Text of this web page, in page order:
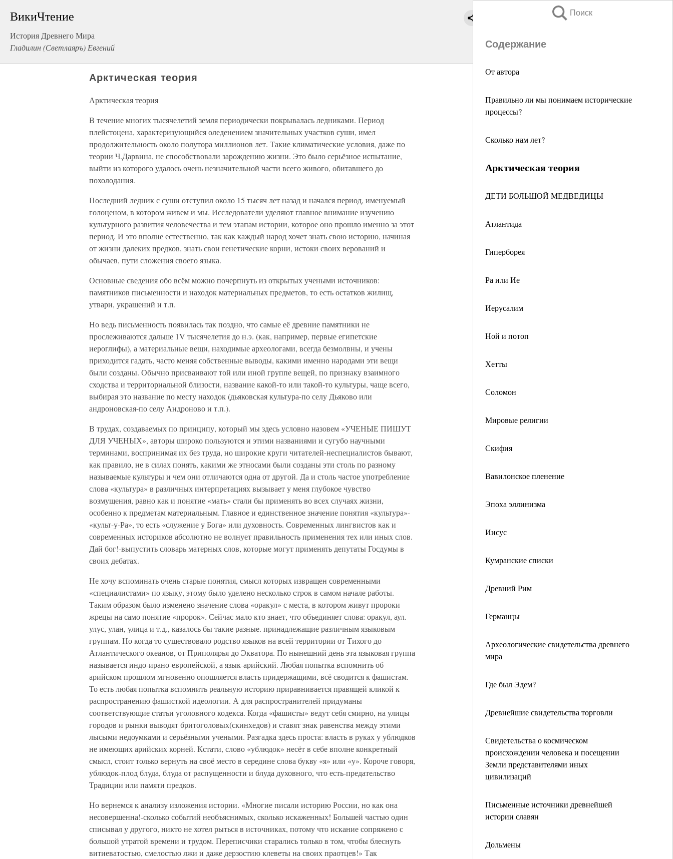
ВикиЧтение
История Древнего Мира
Гладилин (Светлаяръ) Евгений
Поиск
Содержание
От автора
Правильно ли мы понимаем исторические
процессы?
Сколько нам лет?
Арктическая теория
ДЕТИ БОЛЬШОЙ МЕДВЕДИЦЫ
Атлантида
Гиперборея
Ра или Ие
Иерусалим
Ной и потоп
Хетты
Соломон
Мировые религии
Скифия
Вавилонское пленение
Эпоха эллинизма
Иисус
Кумранские списки
Древний Рим
Германцы
Археологические свидетельства древнего
мира
Где был Эдем?
Древнейшие свидетельства торговли
Свидетельства о космическом
происхождении человека и посещении
Земли представителями иных
цивилизаций
Письменные источники древнейшей
истории славян
Дольмены
Арктическая теория
Арктическая теория
В течение многих тысячелетий земля периодически покрывалась ледниками. Период
плейстоцена, характеризующийся оледенением значительных участков суши, имел
продолжительность около полутора миллионов лет. Такие климатические условия, даже по
теории Ч.Дарвина, не способствовали зарождению жизни. Это было серьёзное испытание,
выйти из которого удалось очень незначительной части всего живого, обитавшего до
похолодания.
Последний ледник с суши отступил около 15 тысяч лет назад и начался период, именуемый
голоценом, в котором живем и мы. Исследователи уделяют главное внимание изучению
культурного развития человечества и тем этапам истории, которое оно прошло именно за этот
период. И это вполне естественно, так как каждый народ хочет знать свою историю, начиная
от жизни далеких предков, знать свои генетические корни, истоки своих верований и
обычаев, пути сложения своего языка.
Основные сведения обо всём можно почерпнуть из открытых учеными источников:
памятников письменности и находок материальных предметов, то есть остатков жилищ,
утвари, украшений и т.п.
Но ведь письменность появилась так поздно, что самые её древние памятники не
прослеживаются дальше 1V тысячелетия до н.э. (как, например, первые египетские
иероглифы), а материальные вещи, находимые археологами, всегда безмолвны, и учены
приходится гадать, часто меняя собственные выводы, какими именно народами эти вещи
были созданы. Обычно присваивают той или иной группе вещей, по признаку взаимного
сходства и территориальной близости, название какой-то или такой-то культуры, чаще всего,
выбирая это название по месту находок (дьяковская культура-по селу Дьяково или
андроновская-по селу Андроново и т.п.).
В трудах, создаваемых по принципу, который мы здесь условно назовем «УЧЕНЫЕ ПИШУТ
ДЛЯ УЧЕНЫХ», авторы широко пользуются и этими названиями и сугубо научными
терминами, воспринимая их без труда, но широкие круги читателей-неспециалистов бывают,
как правило, не в силах понять, какими же этносами были созданы эти столь по разному
называемые культуры и чем они отличаются одна от другой. Да и столь частое употребление
слова «культура» в различных интерпретациях вызывает у меня глубокое чувство
возмущения, равно как и понятие «мать» стали бы применять во всех случаях жизни,
особенно к предметам материальным. Главное и единственное значение понятия «культура»-
«культ-у-Ра», то есть «служение у Бога» или духовность. Современных лингвистов как и
современных историков абсолютно не волнует правильность применения тех или иных слов.
Дай бог!-выпустить словарь матерных слов, которые могут применять депутаты Госдумы в
своих дебатах.
Не хочу вспоминать очень старые понятия, смысл которых извращен современными
«специалистами» по языку, этому было уделено несколько строк в самом начале работы.
Таким образом было изменено значение слова «оракул» с места, в котором живут пророки
жрецы на само понятие «пророк». Сейчас мало кто знает, что объединяет слова: оракул, аул.
улус, улан, улица и т.д., казалось бы такие разные. принадлежащие различным языковым
группам. Но когда то существовало родство языков на всей территории от Тихого до
Атлантического океанов, от Приполярья до Экватора. По нынешний день эта языковая группа
называется индо-ирано-европейской, а язык-арийский. Любая попытка вспомнить об
арийском прошлом мгновенно опошляется власть придержащими, всё сводится к фашистам.
То есть любая попытка вспомнить реальную историю приравнивается правящей кликой к
распространению фашисткой идеологии. А для распространителей придуманы
соответствующие статьи уголовного кодекса. Когда «фашисты» ведут себя смирно, на улицы
городов и рынки выводят бритоголовых(скинхедов) и ставят знак равенства между этими
лысыми недоумками и серьёзными учеными. Разгадка здесь проста: власть в руках у ублюдков
не имеющих арийских корней. Кстати, слово «ублюдок» несёт в себе вполне конкретный
смысл, стоит только вернуть на своё место в середине слова букву «я» или «у». Короче говоря,
ублюдок-плод блуда, блуда от распущенности и блуда духовного, что есть-предательство
Традиции или памяти предков.
Но вернемся к анализу изложения истории. «Многие писали историю России, но как она
несовершенна!-сколько событий необъяснимых, сколько искаженных! Большей частью один
списывал у другого, никто не хотел рыться в источниках, потому что искание сопряжено с
большой утратой времени и трудом. Переписчики старались только в том, чтобы блеснуть
витиеватостью, смелостью лжи и даже дерзостию клеветы на своих праотцев!» Так